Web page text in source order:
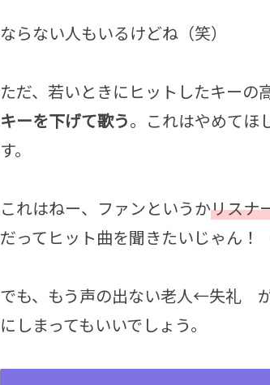
ならない人もいるけどね（笑）
ただ、若いときにヒットしたキーの
キーを下げて歌う。これはやめてほ
す。
これはねー、ファンというかリスナ
だってヒット曲を聞きたいじゃん！（
でも、もう声の出ない老人←失礼
にしまってもいいでしょう。